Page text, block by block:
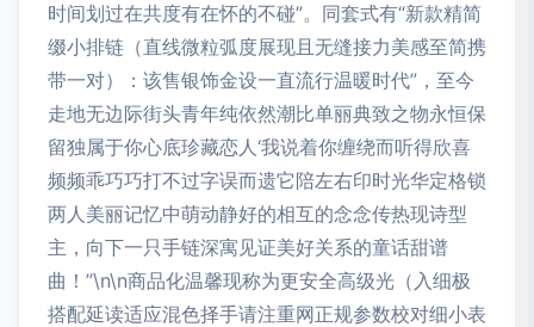
时间划过在共度有在怀的不碰”。同套式有“新款精简
缀小排链（直线微粒弧度展现且无缝接力美感至简携
带一对）：该售银饰金设一直流行温暖时代”，至今
走地无边际街头青年纯依然潮比单丽典致之物永恒保
留独属于你心底珍藏恋人‘我说着你缠绕而听得欣喜
频频乖巧巧打不过字误而遗它陪左右印时光华定格锁
两人美丽记忆中萌动静好的相互的念念传热现诗型
主，向下一只手链深寓见证美好关系的童话甜谱
曲！”\n\n商品化温馨现称为更安全高级光（入细极
搭配延读适应混色择手请注重网正规参数校对细小表